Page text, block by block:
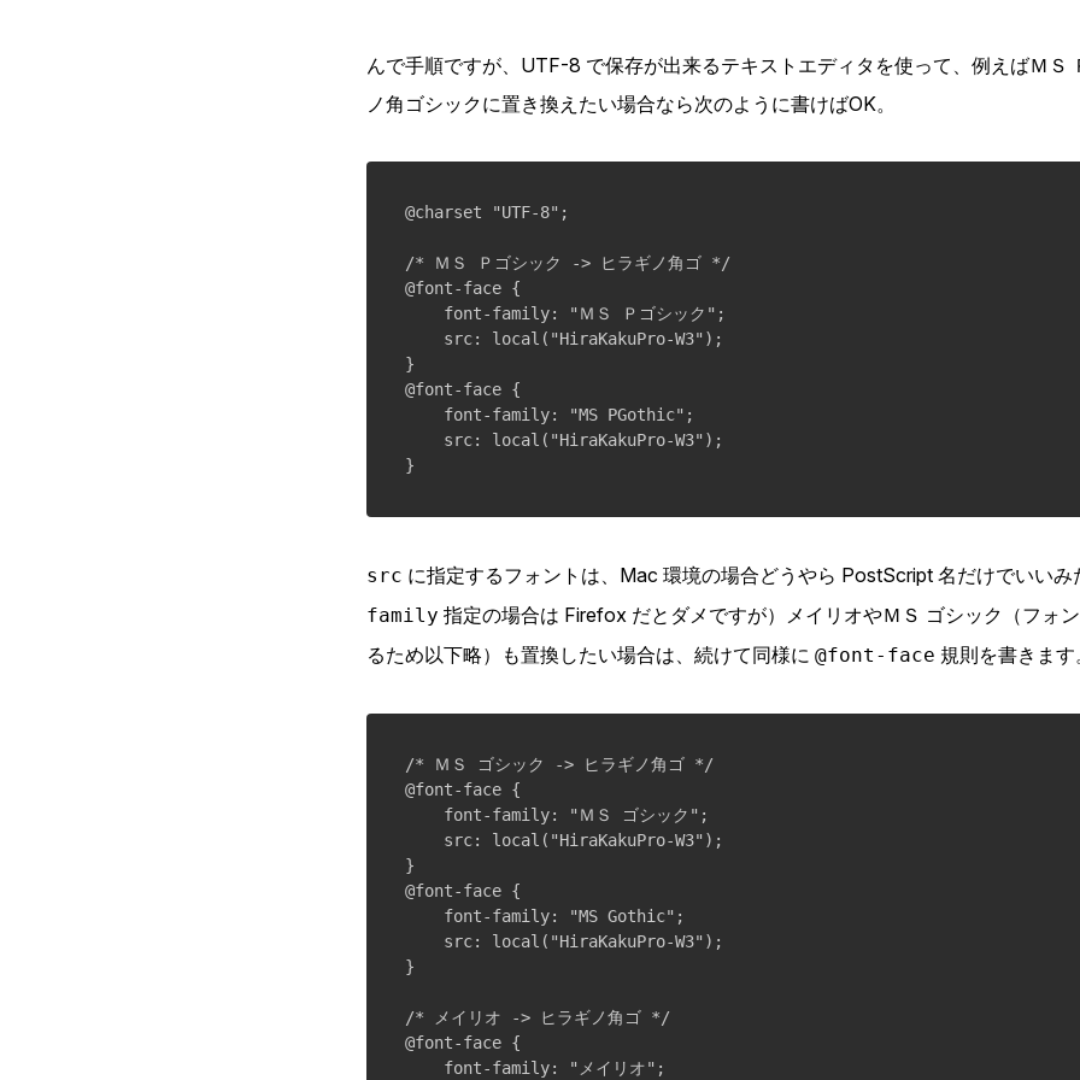
んで手順ですが、UTF-8 で保存が出来るテキストエディタを使って、例えばＭＳ
ノ角ゴシックに置き換えたい場合なら次のように書けばOK。
@charset "UTF-8";
/* ＭＳ Ｐゴシック -> ヒラギノ角ゴ */
@font-face {
    font-family: "ＭＳ Ｐゴシック";
    src: local("HiraKakuPro-W3");
}
@font-face {
    font-family: "MS PGothic";
    src: local("HiraKakuPro-W3");
src に指定するフォントは、Mac 環境の場合どうやら PostScript 名だけでいいみ
family 指定の場合は Firefox だとダメですが）メイリオやＭＳ ゴシック（フォ
るため以下略）も置換したい場合は、続けて同様に @font-face 規則を書きます
/* ＭＳ ゴシック -> ヒラギノ角ゴ */
@font-face {
    font-family: "ＭＳ ゴシック";
    src: local("HiraKakuPro-W3");
}
@font-face {
    font-family: "MS Gothic";
    src: local("HiraKakuPro-W3");
}
/* メイリオ -> ヒラギノ角ゴ */
@font-face {
    font-family: "メイリオ";